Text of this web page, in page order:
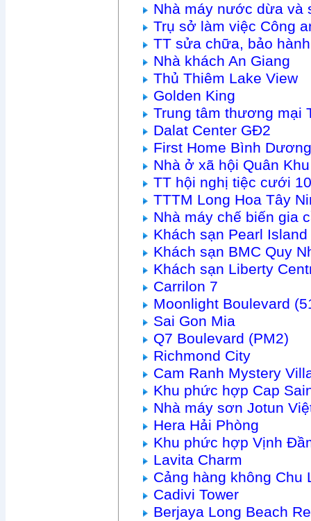
Nhà máy nước dừa và
Trụ sở làm việc Công
TT sửa chữa, bảo
Nhà khách An Giang
Thủ Thiêm Lake View
Golden King
Trung tâm thương mại
Dalat Center GĐ2
First Home Bình
Nhà ở xã hội Quân
TT hội nghị tiệc cưới
TTTM Long Hoa Tây
Nhà máy chế biến gia
Khách sạn Pearl
Khách sạn BMC Quy
Khách sạn Liberty
Carrilon 7
Moonlight Boulevard
Sai Gon Mia
Q7 Boulevard (PM2)
Richmond City
Cam Ranh Mystery
Khu phức hợp Cap
Nhà máy sơn Jotun
Hera Hải Phòng
Khu phức hợp Vịnh
Lavita Charm
Cảng hàng không Chu
Cadivi Tower
Berjaya Long Beach